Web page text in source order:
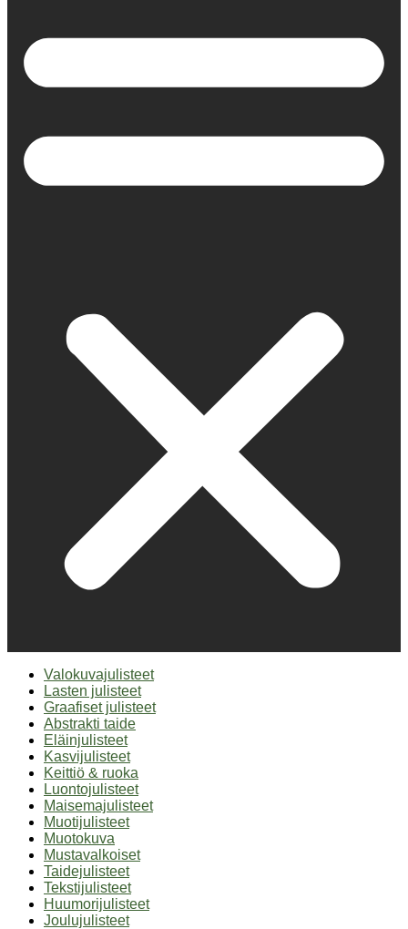
Valokuvajulisteet
Lasten julisteet
Graafiset julisteet
Abstrakti taide
Eläinjulisteet
Kasvijulisteet
Keittiö & ruoka
Luontojulisteet
Maisemajulisteet
Muotijulisteet
Muotokuva
Mustavalkoiset
Taidejulisteet
Tekstijulisteet
Huumorijulisteet
Joulujulisteet